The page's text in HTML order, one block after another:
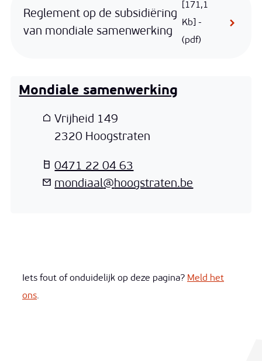
Reglement op de subsidiëring
van mondiale samenwerking
171,1
Kb
(pdf)
Mondiale samenwerking
Adres Vrijheid 149
,2320 Hoogstraten
0471 22 04 63
E-mailmondiaal@hoogstraten.be
Iets fout of onduidelijk op deze pagina? Meld het
ons.